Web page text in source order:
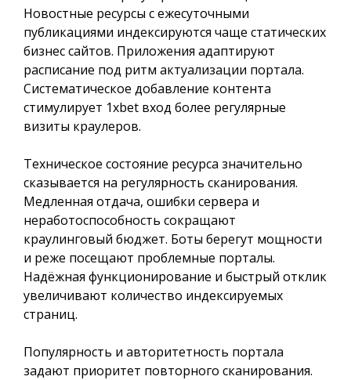
Новостные ресурсы с ежесуточными
публикациями индексируются чаще статических
бизнес сайтов. Приложения адаптируют
расписание под ритм актуализации портала.
Систематическое добавление контента
стимулирует 1xbet вход более регулярные
визиты краулеров.
Техническое состояние ресурса значительно
сказывается на регулярность сканирования.
Медленная отдача, ошибки сервера и
неработоспособность сокращают
краулинговый бюджет. Боты берегут мощности
и реже посещают проблемные порталы.
Надёжная функционирование и быстрый отклик
увеличивают количество индексируемых
страниц.
Популярность и авторитетность портала
задают приоритет повторного сканирования.